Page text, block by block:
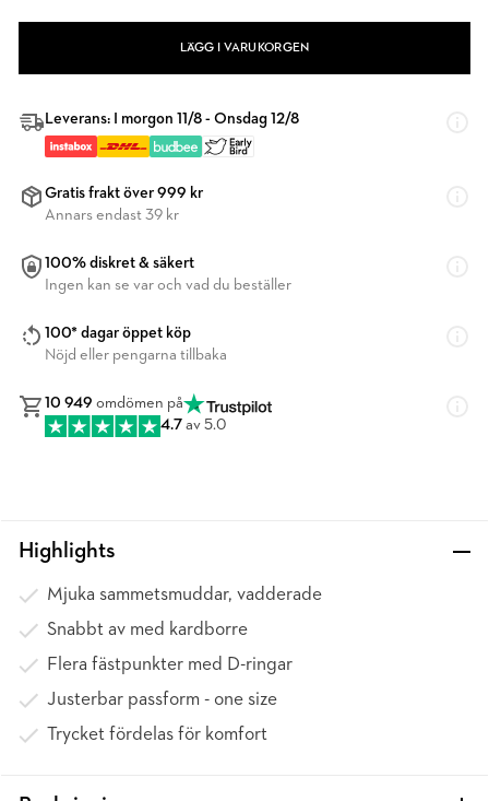
LÄGG I VARUKORGEN
Leverans: I morgon 11/8 - Onsdag 12/8
Gratis frakt över 999 kr
Annars endast 39 kr
100% diskret & säkert
Ingen kan se var och vad du beställer
100* dagar öppet köp
Nöjd eller pengarna tillbaka
10 949 omdömen på
4.7 av 5.0
Highlights
Mjuka sammetsmuddar, vadderade
Snabbt av med kardborre
Flera fästpunkter med D-ringar
Justerbar passform - one size
Trycket fördelas för komfort